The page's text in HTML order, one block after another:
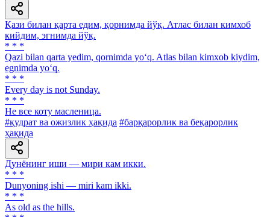
Қази билан қарта едим, қорнимда йўқ. Атлас билан кимхоб
кийдим, эгнимда йўқ.
* * *
Qazi bilan qarta yedim, qornimda yo‘q. Atlas bilan kimxob kiydim,
egnimda yo‘q.
* * *
Every day is not Sunday.
* * *
He все коту масленица.
#қудрат ва ожизлик ҳақида #барқарорлик ва беқарорлик
ҳақида
Дунёнинг иши — мири кам икки.
* * *
Dunyoning ishi — miri kam ikki.
* * *
As old as the hills.